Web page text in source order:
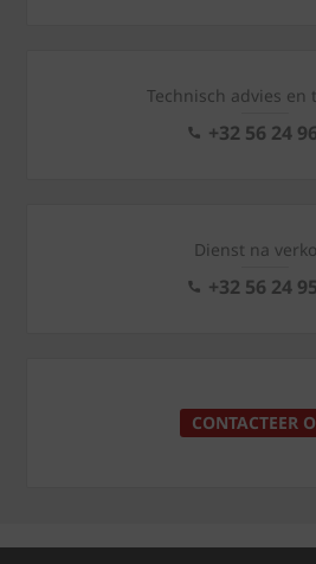
Technisch advies en
+32 56 24
Dienst na
+32 56 24
CONTACTEER